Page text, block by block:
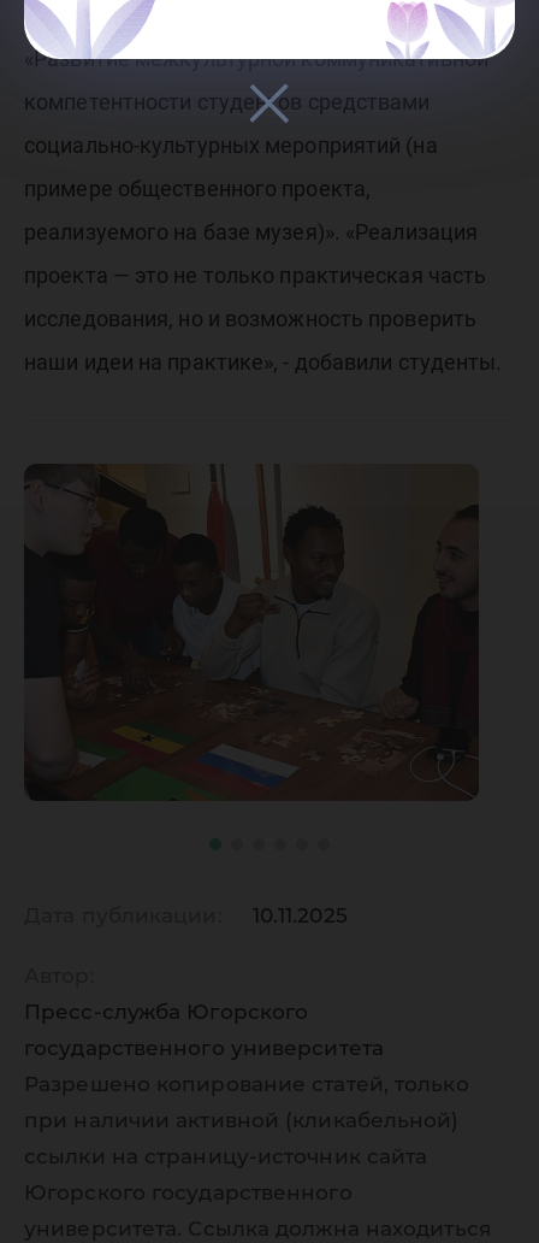
квалификационной работы старшекурсников
«Развитие межкультурной коммуникативной
компетентности студентов средствами
социально-культурных мероприятий (на
примере общественного проекта,
реализуемого на базе музея)». «Реализация
проекта — это не только практическая часть
исследования, но и возможность проверить
наши идеи на практике», - добавили студенты.
10.11.2025
Пресс-служба Югорского
государственного университета
Разрешено копирование статей, только
при наличии активной (кликабельной)
ссылки на страницу-источник сайта
Югорского государственного
университета. Ссылка должна находиться